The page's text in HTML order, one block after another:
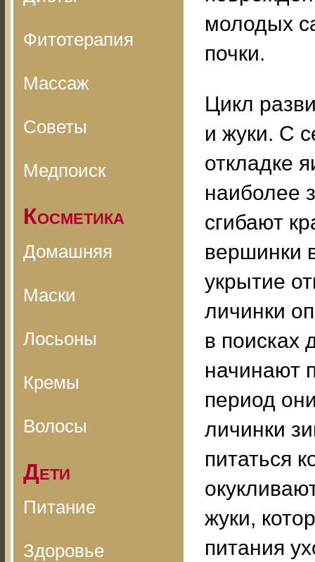
Фитотерапия
Массаж
Советы
Медпоиск
Косметика
Домашняя
Маски
Лосьоны
Кремы
Волосы
Дети
Питание
Здоровье
молодых
почки.
Цикл
и жуки. С
откладке
наиболее
сгибают
вершинки
укрытие
личинки
в поисках
начинают
период
личинки
питаться
жуки,
питания